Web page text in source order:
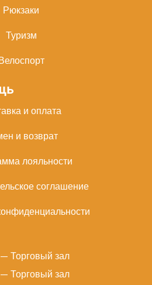
Рюкзаки
Туризм
и оплата
и возврат
лояльности
соглашение
— Торговый зал
— Торговый зал